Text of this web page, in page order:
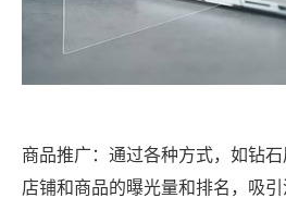
商品推广：通过各种方式，如钻
店铺和商品的曝光量和排名，吸